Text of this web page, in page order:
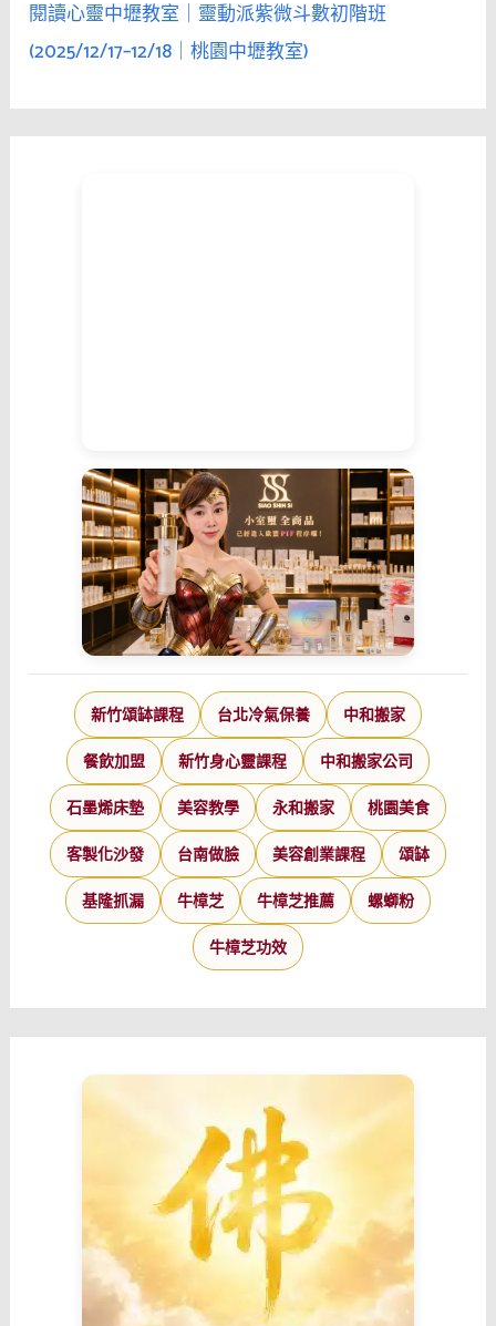
閱讀心靈中壢教室｜靈動派紫微斗數初階班
(2025/12/17–12/18｜桃園中壢教室)
新竹頌缽課程 台北冷氣保養 中和搬家
餐飲加盟 新竹身心靈課程 中和搬家公司
石墨烯床墊 美容教學 永和搬家 桃園美食
客製化沙發 台南做臉 美容創業課程 頌缽
基隆抓漏 牛樟芝 牛樟芝推薦 螺螄粉
牛樟芝功效